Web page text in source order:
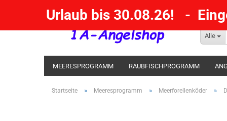
Alle
Urlaub bis 30.08.26! -
MEERESPROGRAMM RAUBFISCHPROGRAMM
KESCHER / SENKE / GAFF POSEN SBIRULINOS
Startseite » Meeresprogramm » Meerforellenköder »